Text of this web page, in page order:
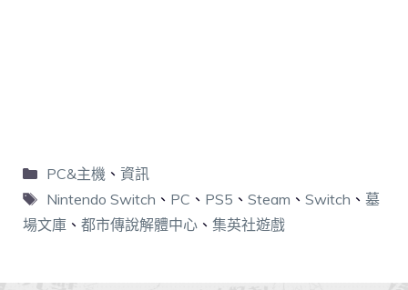
PC&主機 、 資訊
Nintendo Switch 、 PC 、 PS5 、 Steam 、 Switch 、 墓
場文庫 、 都市傳說解體中心 、 集英社遊戲